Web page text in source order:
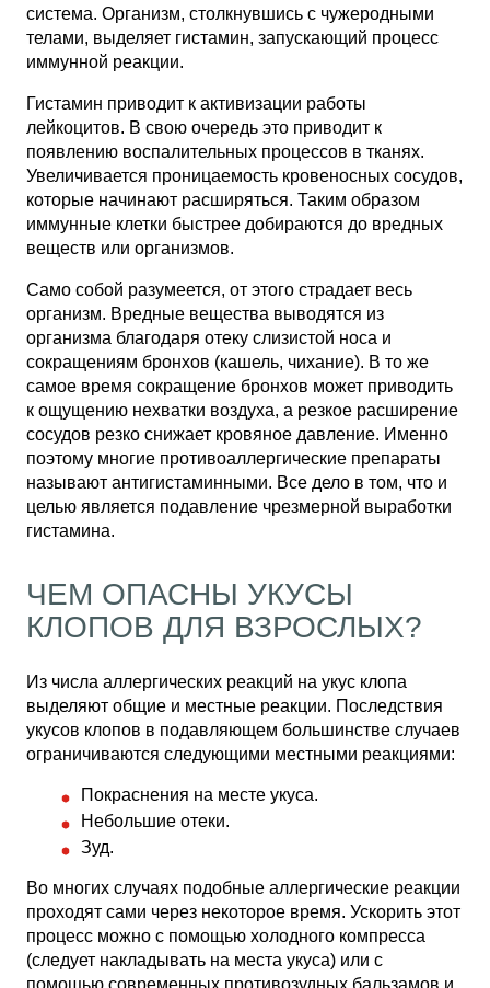
система. Организм, столкнувшись с чужеродными
телами, выделяет гистамин, запускающий процесс
иммунной реакции.
Гистамин приводит к активизации работы
лейкоцитов. В свою очередь это приводит к
появлению воспалительных процессов в тканях.
Увеличивается проницаемость кровеносных сосудов,
которые начинают расширяться. Таким образом
иммунные клетки быстрее добираются до вредных
веществ или организмов.
Само собой разумеется, от этого страдает весь
организм. Вредные вещества выводятся из
организма благодаря отеку слизистой носа и
сокращениям бронхов (кашель, чихание). В то же
самое время сокращение бронхов может приводить
к ощущению нехватки воздуха, а резкое расширение
сосудов резко снижает кровяное давление. Именно
поэтому многие противоаллергические препараты
называют антигистаминными. Все дело в том, что и
целью является подавление чрезмерной выработки
гистамина.
ЧЕМ ОПАСНЫ УКУСЫ
КЛОПОВ ДЛЯ ВЗРОСЛЫХ?
Из числа аллергических реакций на укус клопа
выделяют общие и местные реакции. Последствия
укусов клопов в подавляющем большинстве случаев
ограничиваются следующими местными реакциями:
Покраснения на месте укуса.
Небольшие отеки.
Зуд.
Во многих случаях подобные аллергические реакции
проходят сами через некоторое время. Ускорить этот
процесс можно с помощью холодного компресса
(следует накладывать на места укуса) или с
помощью современных противозудных бальзамов и